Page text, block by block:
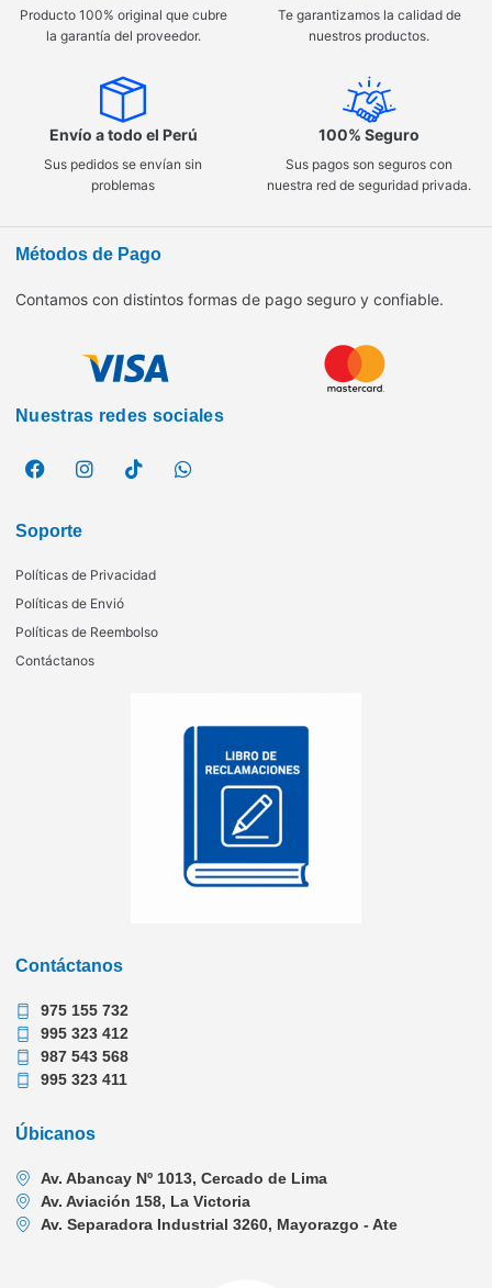
Producto 100% original que cubre
la garantía del proveedor.
Te garantizamos la calidad de
nuestros productos.
Envío a todo el Perú
Sus pedidos se envían sin
problemas
100% Seguro
Sus pagos son seguros con
nuestra red de seguridad privada.
Métodos de Pago
Contamos con distintos formas de pago seguro y confiable.
Nuestras redes sociales
Soporte
Políticas de Privacidad
Políticas de Envió
Políticas de Reembolso
Contáctanos
Contáctanos
975 155 732
995 323 412
987 543 568
995 323 411
Úbicanos
Av. Abancay Nº 1013, Cercado de Lima
Av. Aviación 158, La Victoria
Av. Separadora Industrial 3260, Mayorazgo - Ate